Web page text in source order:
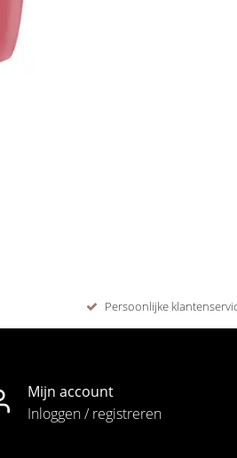
Persoonlijke
Mijn account
Inloggen / registreren